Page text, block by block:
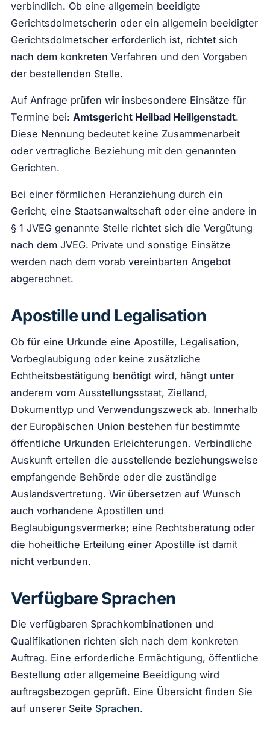
verbindlich. Ob eine allgemein beeidigte
Gerichtsdolmetscherin oder ein allgemein beeidigter
Gerichtsdolmetscher erforderlich ist, richtet sich
nach dem konkreten Verfahren und den Vorgaben
der bestellenden Stelle.
Auf Anfrage prüfen wir insbesondere Einsätze für
Termine bei: Amtsgericht Heilbad Heiligenstadt.
Diese Nennung bedeutet keine Zusammenarbeit
oder vertragliche Beziehung mit den genannten
Gerichten.
Bei einer förmlichen Heranziehung durch ein
Gericht, eine Staatsanwaltschaft oder eine andere in
§ 1 JVEG genannte Stelle richtet sich die Vergütung
nach dem JVEG. Private und sonstige Einsätze
werden nach dem vorab vereinbarten Angebot
abgerechnet.
Apostille und Legalisation
Ob für eine Urkunde eine Apostille, Legalisation,
Vorbeglaubigung oder keine zusätzliche
Echtheitsbestätigung benötigt wird, hängt unter
anderem vom Ausstellungsstaat, Zielland,
Dokumenttyp und Verwendungszweck ab. Innerhalb
der Europäischen Union bestehen für bestimmte
öffentliche Urkunden Erleichterungen. Verbindliche
Auskunft erteilen die ausstellende beziehungsweise
empfangende Behörde oder die zuständige
Auslandsvertretung. Wir übersetzen auf Wunsch
auch vorhandene Apostillen und
Beglaubigungsvermerke; eine Rechtsberatung oder
die hoheitliche Erteilung einer Apostille ist damit
nicht verbunden.
Verfügbare Sprachen
Die verfügbaren Sprachkombinationen und
Qualifikationen richten sich nach dem konkreten
Auftrag. Eine erforderliche Ermächtigung, öffentliche
Bestellung oder allgemeine Beeidigung wird
auftragsbezogen geprüft. Eine Übersicht finden Sie
auf unserer Seite Sprachen.